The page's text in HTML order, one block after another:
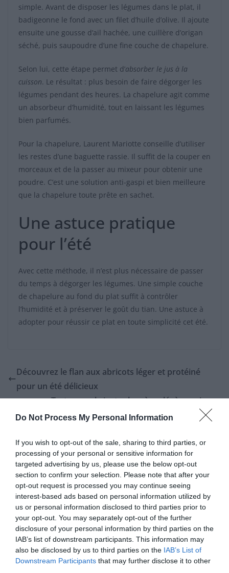
Do Not Process My Personal Information
If you wish to opt-out of the sale, sharing to third parties, or
processing of your personal or sensitive information for
targeted advertising by us, please use the below opt-out
section to confirm your selection. Please note that after your
opt-out request is processed you may continue seeing
interest-based ads based on personal information utilized by
us or personal information disclosed to third parties prior to
your opt-out. You may separately opt-out of the further
disclosure of your personal information by third parties on the
IAB’s list of downstream participants. This information may
also be disclosed by us to third parties on the IAB’s List of
Downstream Participants that may further disclose it to other
simple. Avant de disposer les légumes dans le plat, il
badigeonne le fond avec un filet d’huile d’olive. Il ajoute
ensuite une gousse d’ail hachée, une cuillère d’origan
séché, puis saupoudre d’une fine couche de chapelure.
Selon lui, cette étape permet d’absorber le jus à la
cuisson. Le résultat : plus besoin de faire dégorger les
légumes pendant des heures. La chapelure agit comme
un absorbeur d’humidité, tout en laissant les légumes
bien parfumés.
Pour la chapelure, Laurent Mariotte conseille d’utiliser
les restes d’une baguette rassie. Il suffit de la couper en
morceaux et de la passer au mixeur pour obtenir une
poudre. C’est une solution anti-gaspi et bien meilleure
que la chapelure toute prête en sachet.
Une astuce pratique
pour l’été
Avec cette méthode, il n’est plus nécessaire de passer
du temps à dégorger les légumes. Une simple couche
de chapelure au fond du plat suffit à contrôler
l’humidité et à préserver le goût du tian. Une astuce à
adopter pour réussir ce plat en toute simplicité cet été.
Découvrez le flan aux abricots léger et protéiné
pour un été délicieux
Tarte aux abricots : la crème légère qui va
révolutionner vos desserts
Laisser un commentaire
Votre adresse e-mail ne sera pas publiée.Les champs
obligatoires sont indiqués avec*
Commentaire*